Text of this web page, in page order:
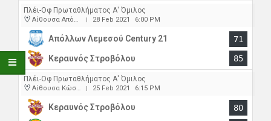
Πλέι-Οφ Πρωταθλήματος Α' Όμιλος
Αίθουσα Απόλλωνα 28 Feb 2021 6:00 PM
Απόλλων Λεμεσού Century 21
71
Κεραυνός Στροβόλου
85
Πλέι-Οφ Πρωταθλήματος Α' Όμιλος
Αίθουσα Κώστας Παπαέλληνας 25 Feb 2021 6:15 PM
Κεραυνός Στροβόλου
80